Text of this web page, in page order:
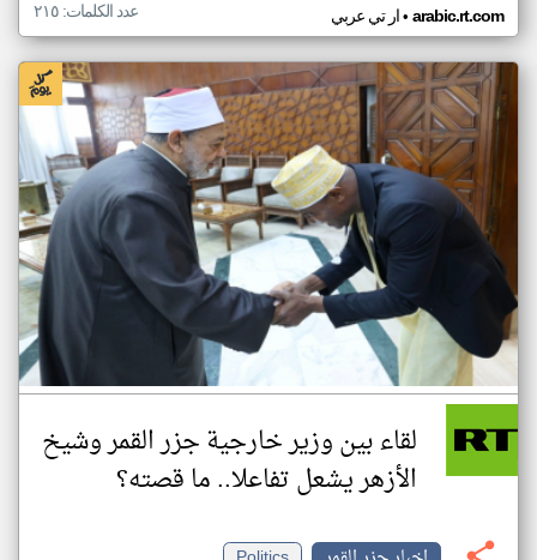
ار تي عربي• arabic.rt.com عدد الكلمات: ٢١٥
لقاء بين وزير خارجية جزر القمر وشيخ
الأزهر يشعل تفاعلا.. ما قصته؟